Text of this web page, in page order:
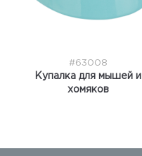
#63008
Купалка для мышей и
хомяков